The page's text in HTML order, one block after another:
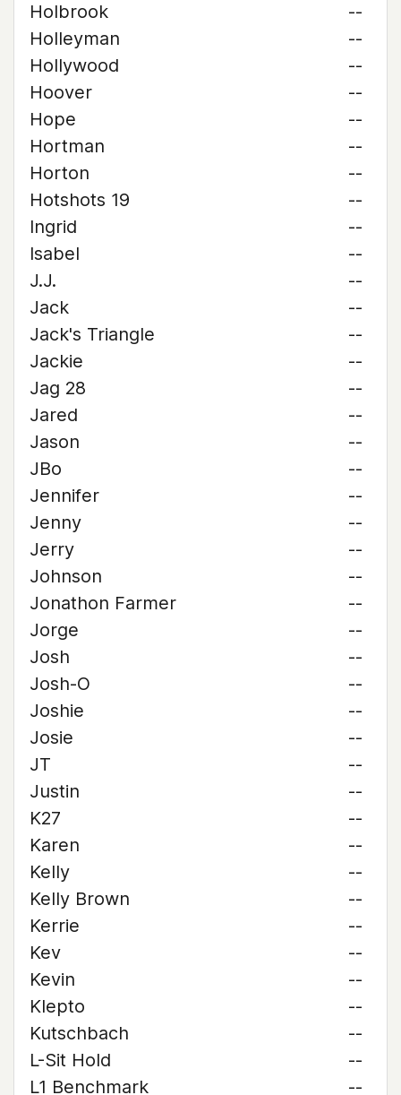
Holbrook
--
Holleyman
--
Hollywood
--
Hoover
--
Hope
--
Hortman
--
Horton
--
Hotshots 19
--
Ingrid
--
Isabel
--
J.J.
--
Jack
--
Jack's Triangle
--
Jackie
--
Jag 28
--
Jared
--
Jason
--
JBo
--
Jennifer
--
Jenny
--
Jerry
--
Johnson
--
Jonathon Farmer
--
Jorge
--
Josh
--
Josh-O
--
Joshie
--
Josie
--
JT
--
Justin
--
K27
--
Karen
--
Kelly
--
Kelly Brown
--
Kerrie
--
Kev
--
Kevin
--
Klepto
--
Kutschbach
--
L-Sit Hold
--
L1 Benchmark
--